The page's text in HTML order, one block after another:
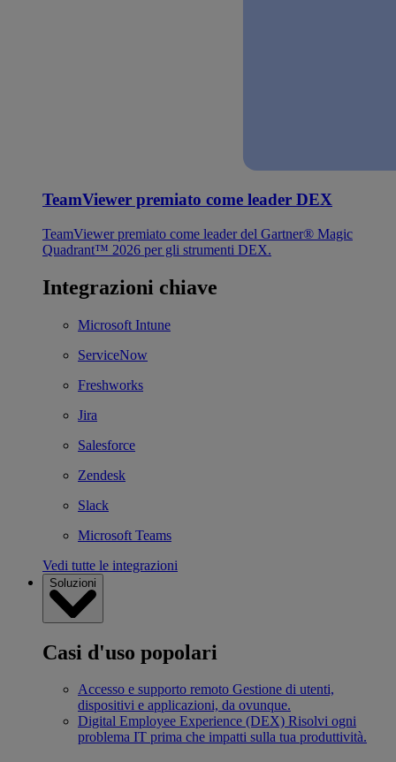
TeamViewer premiato come leader DEX
TeamViewer premiato come leader del Gartner® Magic
Quadrant™ 2026 per gli strumenti DEX.
Integrazioni chiave
Microsoft Intune
ServiceNow
Freshworks
Jira
Salesforce
Zendesk
Slack
Microsoft Teams
Vedi tutte le integrazioni
Soluzioni
Casi d'uso popolari
Accesso e supporto remoto Gestione di utenti,
dispositivi e applicazioni, da ovunque.
Digital Employee Experience (DEX) Risolvi ogni
problema IT prima che impatti sulla tua produttività.